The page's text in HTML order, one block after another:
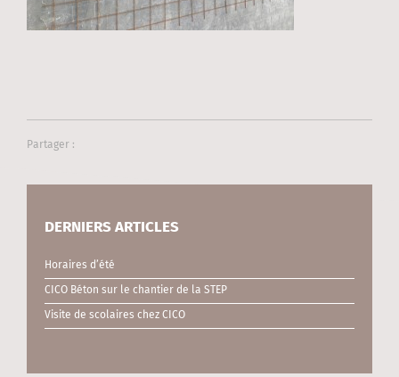
Partager :
DERNIERS ARTICLES
Horaires d’été
CICO Béton sur le chantier de la STEP
Visite de scolaires chez CICO